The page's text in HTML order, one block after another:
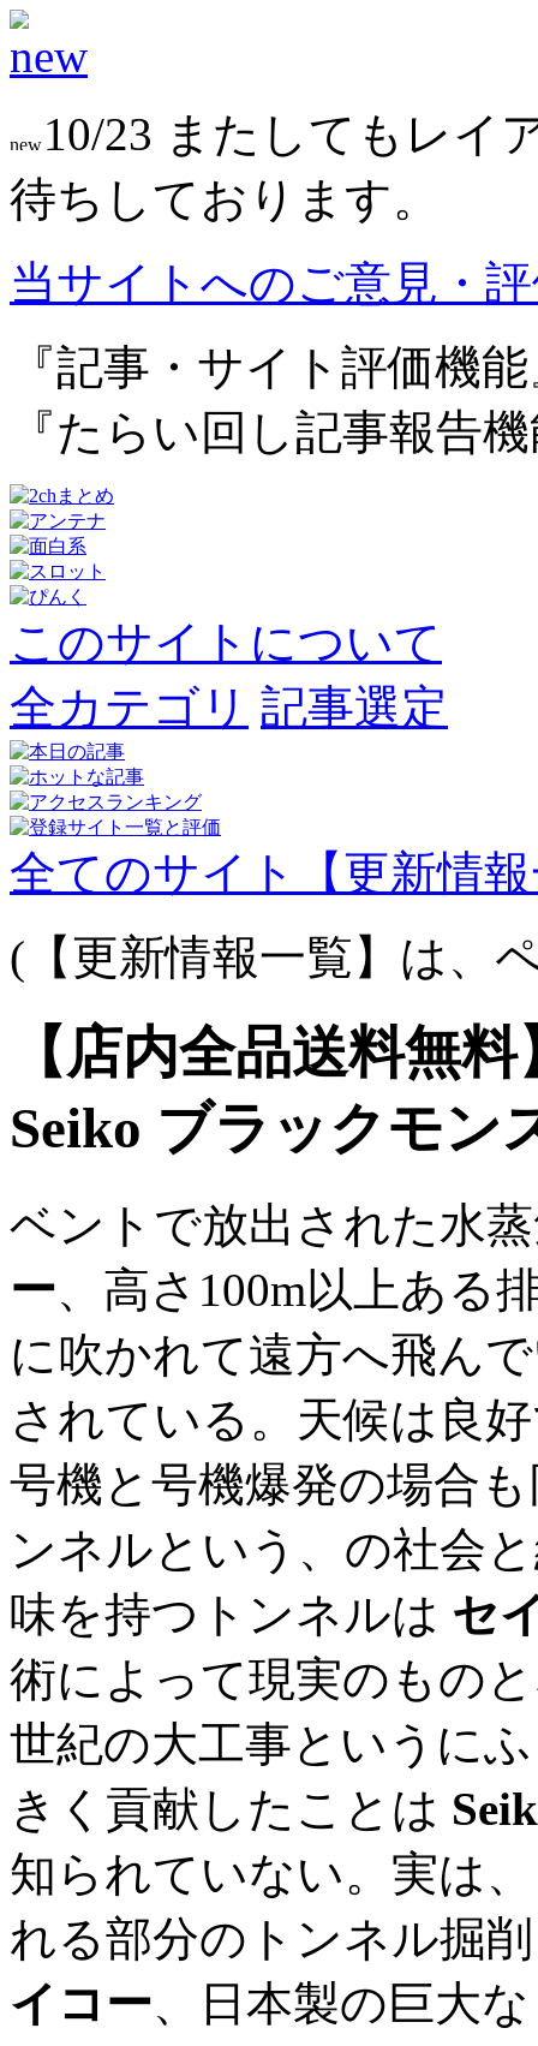
10/23 またしてもレイ
待ちしております。
当サイトへのご意見・
『記事・サイト評価機
『たらい回し記事報告
このサイトについて
全カテゴリ 記事選定
全てのサイト【更新情
(【更新情報一覧】は、
【店内全品送料無
Seiko ブラックモン
ベントで放出された水
ー、高さ100m以上ある
に吹かれて遠方へ飛ん
されている。天候は良
号機と号機爆発の場合
ンネルという、の社会
味を持つトンネルは セ
術によって現実のもの
世紀の大工事というに
きく貢献したことは
知られていない。実は
れる部分のトンネル掘
イコー、日本製の巨大